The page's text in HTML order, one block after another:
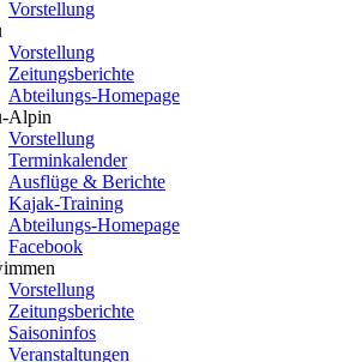
Vorstellung
Vorstellung
Zeitungsberichte
Abteilungs-Homepage
Alpin
Vorstellung
Terminkalender
Ausflüge & Berichte
Kajak-Training
Abteilungs-Homepage
Facebook
Vorstellung
Zeitungsberichte
Saisoninfos
Veranstaltungen